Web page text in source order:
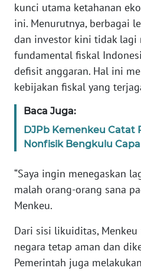
kunci utama ketahanan
ini. Menurutnya, berbagai
dan investor kini tidak lagi
fundamental fiskal
defisit anggaran. Hal ini
kebijakan fiskal yang
Baca Juga:
DJPb Kemenkeu Catat
Nonfisik Bengkulu
“Saya ingin menegaskan
malah orang-orang sana
Menkeu.
Dari sisi likuiditas,
negara tetap aman dan
Pemerintah juga
TENTANG
PEDOMAN
MEDIA
SIBER
KARIR
DISCLAIMER
Wahana
Regional
WN